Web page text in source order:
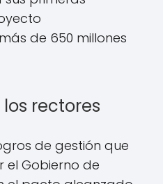
de 650 millones
rectores
de gestión que
Gobierno de